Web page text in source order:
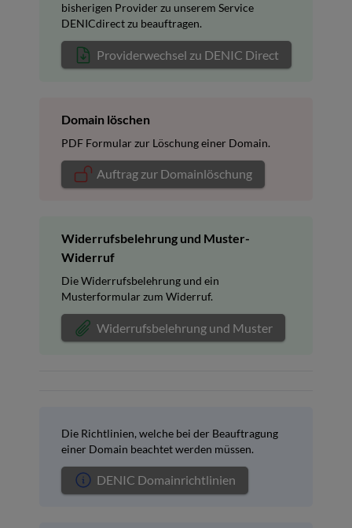
bisherigen Provider zu unserem Service
DENICdirect zu beauftragen.
Providerwechsel zu DENIC Direct
Domain löschen
PDF Formular zur Löschung einer Domain.
Auftrag zur Domainlöschung
Widerrufsbelehrung und Muster-
Widerruf
Die Widerrufsbelehrung und ein
Musterformular zum Widerruf.
Widerrufsbelehrung und Muster
Die Richtlinien, welche bei der Beauftragung
einer Domain beachtet werden müssen.
DENIC Domainrichtlinien